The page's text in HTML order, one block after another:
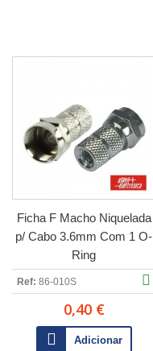
Ficha F Macho Niquelada
p/ Cabo 3.6mm Com 1 O-
Ring
Ref: 86-010S
0,40 €
Adicionar